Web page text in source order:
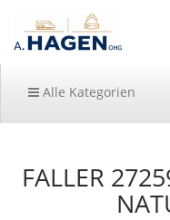
Alle Kategorien
FALLER